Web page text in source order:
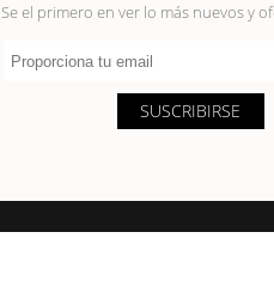
Se el primero en ver lo más nuevos y
Proporciona tu email
SUSCRIBIRSE